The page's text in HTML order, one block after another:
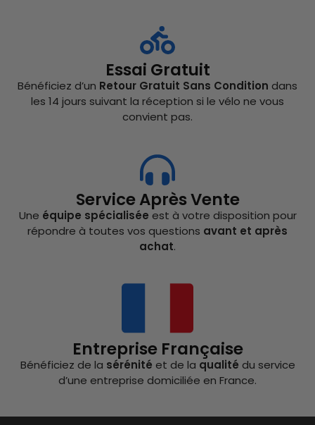
Essai Gratuit
Bénéficiez d’un Retour Gratuit Sans Condition dans
les 14 jours suivant la réception si le vélo ne vous
convient pas.
Service Après Vente
Une équipe spécialisée est à votre disposition pour
répondre à toutes vos questions avant et après
achat.
Entreprise Française
Bénéficiez de la sérénité et de la qualité du service
d’une entreprise domiciliée en France.